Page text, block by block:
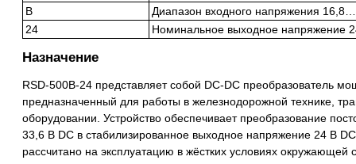
B
Диапазон входного напряжения
24
Номинальное выходное напряжение
Назначение
RSD-500B-24 представляет собой DC-DC преобразователь
предназначенный для работы в железнодорожной технике,
оборудовании. Устройство обеспечивает преобразование
33,6 В DC в стабилизированное выходное напряжение 24 В
рассчитано на эксплуатацию в жёстких условиях